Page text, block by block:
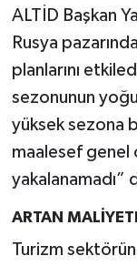
ALTİD Başkan
Rusya
planlarını
sezonunun
yüksek sezona
maalesef genel
yakalanamadı”
ARTAN
Turizm